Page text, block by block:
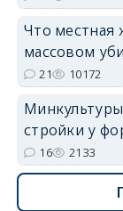
Что местная
массовом
21 10172
стройки у
16 2133